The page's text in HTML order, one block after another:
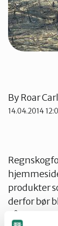
ByRoar
14.04.2014
produkter
derfor bør
på